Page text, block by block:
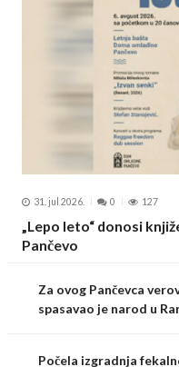
31. jul 2026. 0 127
„Lepo leto“ donosi
Pančevo
Za ovog Pančevca
spasavao je narod u
Počela izgradnja